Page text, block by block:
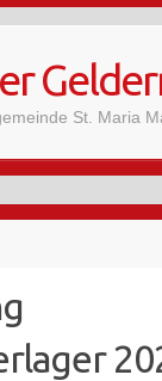
St. Maria